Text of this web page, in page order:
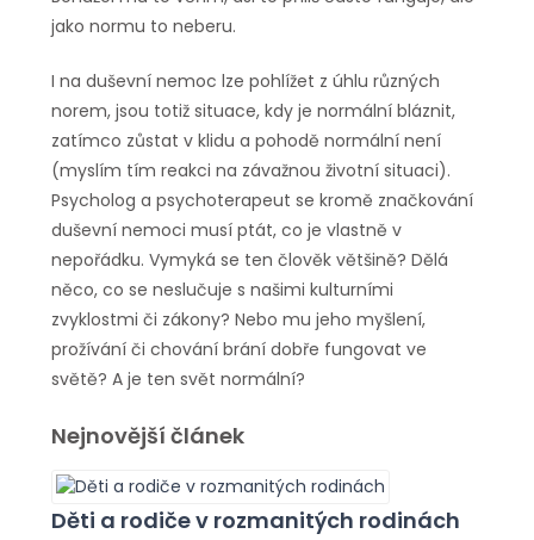
jako normu to neberu.
I na duševní nemoc lze pohlížet z úhlu různých
norem, jsou totiž situace, kdy je normální bláznit,
zatímco zůstat v klidu a pohodě normální není
(myslím tím reakci na závažnou životní situaci).
Psycholog a psychoterapeut se kromě značkování
duševní nemoci musí ptát, co je vlastně v
nepořádku. Vymyká se ten člověk většině? Dělá
něco, co se neslučuje s našimi kulturními
zvyklostmi či zákony? Nebo mu jeho myšlení,
prožívání či chování brání dobře fungovat ve
světě? A je ten svět normální?
Nejnovější článek
Děti a rodiče v rozmanitých rodinách